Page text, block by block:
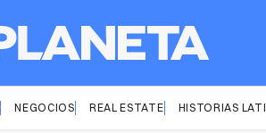
NEGOCIOS REAL ESTATE HISTORIAS